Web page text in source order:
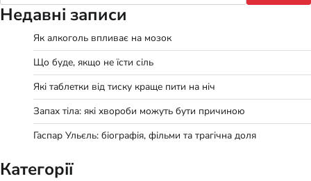
Недавні записи
Як алкоголь впливає на мозок
Що буде, якщо не їсти сіль
Які таблетки від тиску краще пити на ніч
Запах тіла: які хвороби можуть бути причиною
Гаспар Ульєль: біографія, фільми та трагічна доля
Категорії